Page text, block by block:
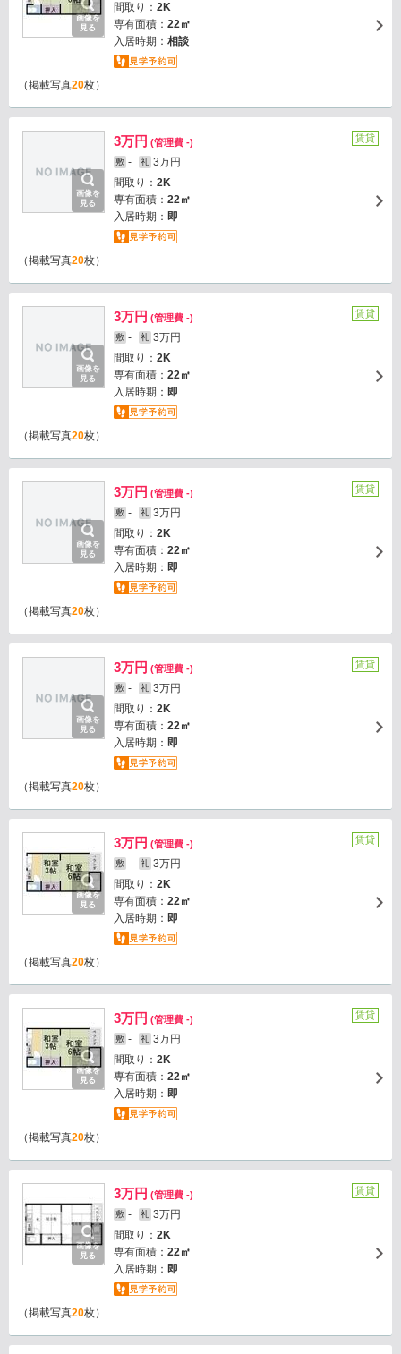
画像を
見る
間取り： 2K
専有面積： 22㎡
入居時期： 相談
（掲載写真20枚）
画像を
見る
3万円 (管理費 -)
敷 - 礼 3万円
間取り： 2K
専有面積： 22㎡
入居時期： 即
賃貸
（掲載写真20枚）
画像を
見る
3万円 (管理費 -)
敷 - 礼 3万円
間取り： 2K
専有面積： 22㎡
入居時期： 即
賃貸
（掲載写真20枚）
画像を
見る
3万円 (管理費 -)
敷 - 礼 3万円
間取り： 2K
専有面積： 22㎡
入居時期： 即
賃貸
（掲載写真20枚）
画像を
見る
3万円 (管理費 -)
敷 - 礼 3万円
間取り： 2K
専有面積： 22㎡
入居時期： 即
賃貸
（掲載写真20枚）
画像を
見る
3万円 (管理費 -)
敷 - 礼 3万円
間取り： 2K
専有面積： 22㎡
入居時期： 即
賃貸
（掲載写真20枚）
画像を
見る
3万円 (管理費 -)
敷 - 礼 3万円
間取り： 2K
専有面積： 22㎡
入居時期： 即
賃貸
（掲載写真20枚）
画像を
見る
3万円 (管理費 -)
敷 - 礼 3万円
間取り： 2K
専有面積： 22㎡
入居時期： 即
賃貸
（掲載写真20枚）